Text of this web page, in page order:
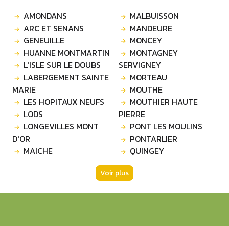
AMONDANS
ARC ET SENANS
GENEUILLE
HUANNE MONTMARTIN
L'ISLE SUR LE DOUBS
LABERGEMENT SAINTE
MARIE
LES HOPITAUX NEUFS
LODS
LONGEVILLES MONT
D'OR
MAICHE
MALBUISSON
MANDEURE
MONCEY
MONTAGNEY
SERVIGNEY
MORTEAU
MOUTHE
MOUTHIER HAUTE
PIERRE
PONT LES MOULINS
PONTARLIER
QUINGEY
Voir plus